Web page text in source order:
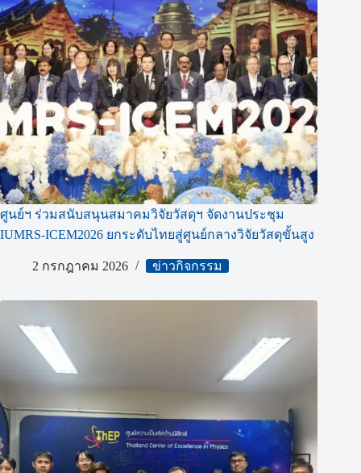
ศูนย์ฯ ร่วมสนับสนุนสมาคมวิจัยวัสดุฯ จัดงานประชุม
IUMRS-ICEM2026 ยกระดับไทยสู่ศูนย์กลางวิจัยวัสดุขั้นสูง
2 กรกฎาคม 2026 ข่าวกิจกรรม